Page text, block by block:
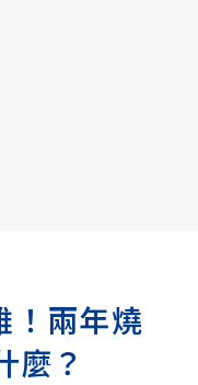
！兩年燒
麼？